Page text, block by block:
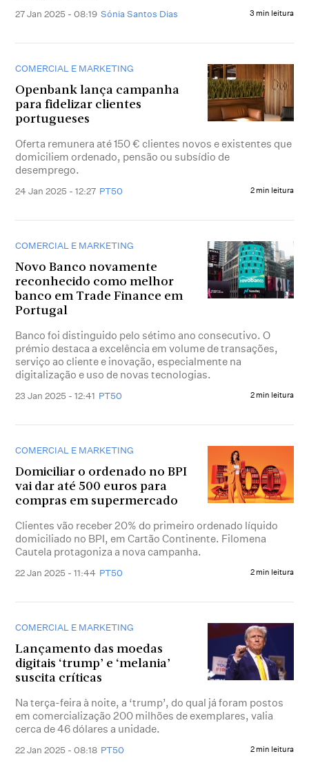
27 Jan 2025 - 08:19 Sónia Santos Dias 3 min leitura
COMERCIAL E MARKETING
Openbank lança campanha
para fidelizar clientes
portugueses
Oferta remunera até 150 € clientes novos e existentes que
domiciliem ordenado, pensão ou subsídio de
desemprego.
24 Jan 2025 - 12:27 PT50 2 min leitura
COMERCIAL E MARKETING
Novo Banco novamente
reconhecido como melhor
banco em Trade Finance em
Portugal
Banco foi distinguido pelo sétimo ano consecutivo. O
prémio destaca a excelência em volume de transações,
serviço ao cliente e inovação, especialmente na
digitalização e uso de novas tecnologias.
23 Jan 2025 - 12:41 PT50 2 min leitura
COMERCIAL E MARKETING
Domiciliar o ordenado no BPI
vai dar até 500 euros para
compras em supermercado
Clientes vão receber 20% do primeiro ordenado líquido
domiciliado no BPI, em Cartão Continente. Filomena
Cautela protagoniza a nova campanha.
22 Jan 2025 - 11:44 PT50 2 min leitura
COMERCIAL E MARKETING
Lançamento das moedas
digitais ‘trump’ e ‘melania’
suscita críticas
Na terça-feira à noite, a ‘trump’, do qual já foram postos
em comercialização 200 milhões de exemplares, valia
cerca de 46 dólares a unidade.
22 Jan 2025 - 08:18 PT50 2 min leitura